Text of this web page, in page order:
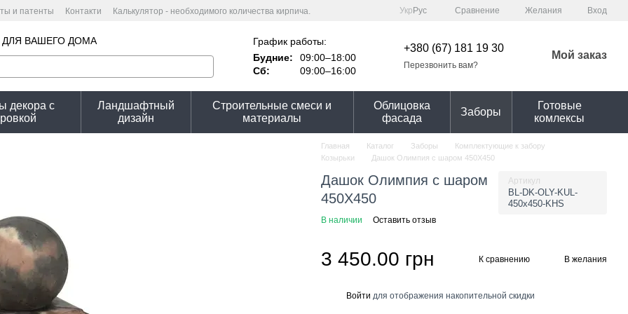
и патенты Контакти
Калькулятор - необходимого количества кирпича.
Укр Рус Сравнение Желания Вход
ВАШЕГО ДОМА
График работы:
Будние:
09:00–18:00
Сб:
09:00–16:00
+380 (67) 181 19 30
Перезвонить вам?
Мой заказ
декора с
Ландшафтный
дизайн
Строительные смеси и
материалы
Облицовка
фасада
Заборы
Готовые
комлексы
Главная Каталог Заборы
Комплектующие к забору
Козырьки
Дашок Олимпия с шаром 450X450
Дашок Олимпия с шаром
450X450
Артикул
BL-DK-OLY-KUL-
450x450-KHS
В наличии Оставить отзыв
3 450.00 грн К сравнению В желания
Войти для отображения накопительной скидки